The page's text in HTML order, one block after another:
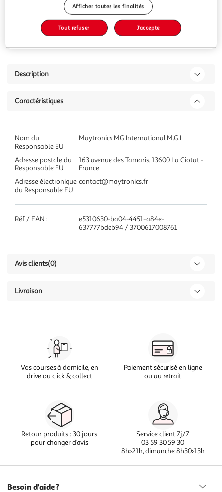
63,16€
Ajouter au panier
Ajouter à une liste
Description
Caractéristiques
Nom du
Responsable EU
Maytronics MG International M.G.I
Adresse postale du
Responsable EU
163 avenue des Tamaris, 13600 La Ciotat -
France
Adresse électronique
du Responsable EU
contact@maytronics.fr
Réf / EAN :
e5310630-ba04-4451-a84e-
637777bdeb94 / 3700617008761
Avis clients(0)
Livraison
Vos courses à domicile, en
drive ou click & collect
Paiement sécurisé en ligne
ou au retrait
Retour produits : 30 jours
pour changer d’avis
Service client 7j/7
03 59 30 59 30
8h>21h, dimanche 8h30>13h
Besoin d'aide ?
Afficher toutes les finalités
Tout refuser J'accepte